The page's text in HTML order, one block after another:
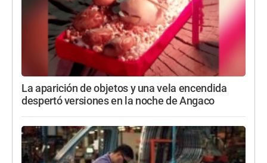
La aparición de objetos y una vela encendida
despertó versiones en la noche de Angaco